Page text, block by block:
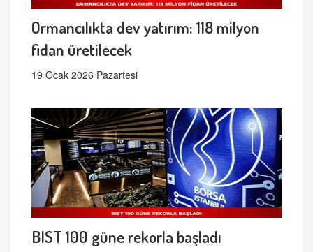
Ormancılıkta dev yatırım: 118 milyon
fidan üretilecek
19 Ocak 2026 Pazartesi
BIST 100 güne rekorla başladı